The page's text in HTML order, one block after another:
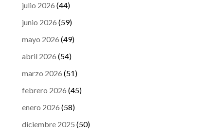
julio 2026 (44)
junio 2026 (59)
mayo 2026 (49)
abril 2026 (54)
marzo 2026 (51)
febrero 2026 (45)
enero 2026 (58)
diciembre 2025 (50)